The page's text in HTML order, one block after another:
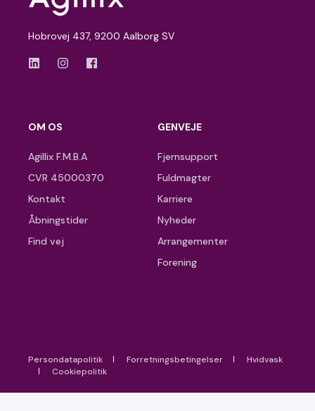
Hobrovej 437, 9200 Aalborg SV
OM OS
Agillix F.M.B.A
CVR 45000370
Kontakt
Åbningstider
Find vej
GENVEJE
Fjernsupport
Fuldmagter
Karriere
Nyheder
Arrangementer
Forening
Persondatapolitik Forretningsbetingelser
Hvidvask
Cookiepolitik